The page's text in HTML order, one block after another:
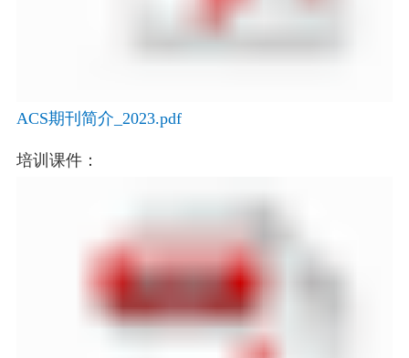
ACS期刊简介_2023.pdf
培训课件：